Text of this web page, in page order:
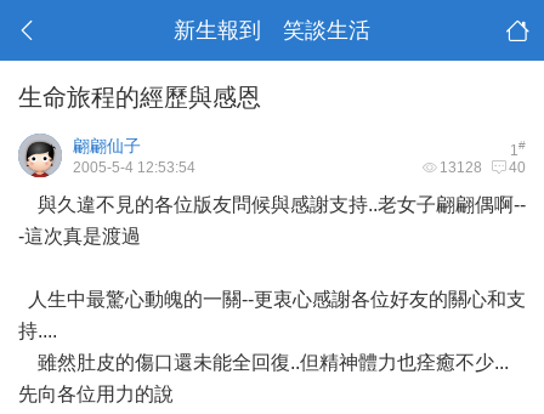
新生報到 笑談生活
生命旅程的經歷與感恩
1#
翩翩仙子
13128 40
2005-5-4 12:53:54
與久違不見的各位版友問候與感謝支持..老女子翩翩偶啊--
-這次真是渡過
人生中最驚心動魄的一關--更衷心感謝各位好友的關心和支
持....
雖然肚皮的傷口還未能全回復..但精神體力也痊癒不少...
先向各位用力的說